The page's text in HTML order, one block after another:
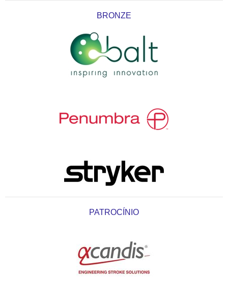
BRONZE
PATROCÍNIO